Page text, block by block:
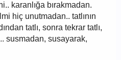
karanlığa bırakmadan.
hiç unutmadan.. tatlının
tatlı, sonra tekrar tatlı,
susmadan, susayarak,